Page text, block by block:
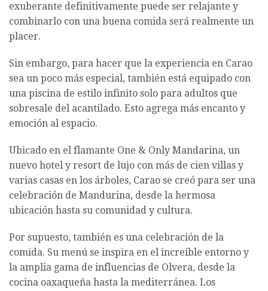
exuberante definitivamente puede ser relajante y
combinarlo con una buena comida será realmente un
placer.
Sin embargo, para hacer que la experiencia en Carao
sea un poco más especial, también está equipado con
una piscina de estilo infinito solo para adultos que
sobresale del acantilado. Esto agrega más encanto y
emoción al espacio.
Ubicado en el flamante One & Only Mandarina, un
nuevo hotel y resort de lujo con más de cien villas y
varias casas en los árboles, Carao se creó para ser una
celebración de Mandurina, desde la hermosa
ubicación hasta su comunidad y cultura.
Por supuesto, también es una celebración de la
comida. Su menú se inspira en el increíble entorno y
la amplia gama de influencias de Olvera, desde la
cocina oaxaqueña hasta la mediterránea. Los